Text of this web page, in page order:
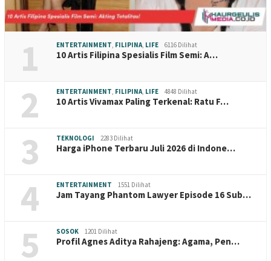
1 ENTERTAINMENT FILIPINA LIFE 6116 Dilihat
10 Artis Filipina Spesialis Film Semi: A…
2 ENTERTAINMENT FILIPINA LIFE 4848 Dilihat
10 Artis Vivamax Paling Terkenal: Ratu F…
3 TEKNOLOGI 2283 Dilihat
Harga iPhone Terbaru Juli 2026 di Indone…
4 ENTERTAINMENT 1551 Dilihat
Jam Tayang Phantom Lawyer Episode 16 Sub…
5 SOSOK 1201 Dilihat
Profil Agnes Aditya Rahajeng: Agama, Pen…